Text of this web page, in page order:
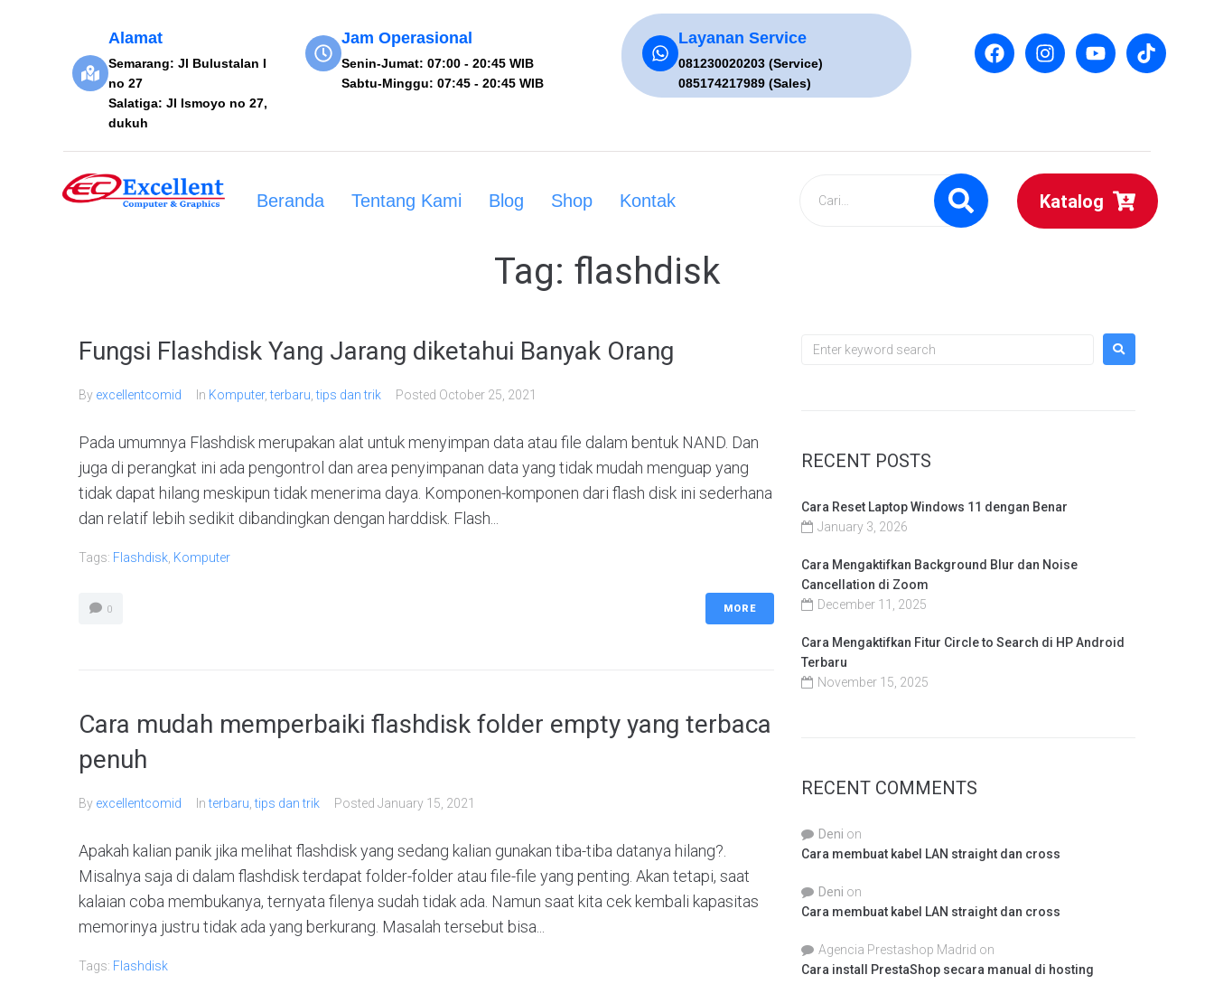
Alamat
Semarang: Jl Bulustalan I
no 27
Salatiga: Jl Ismoyo no 27,
dukuh
Jam Operasional
Senin-Jumat: 07:00 - 20:45 WIB
Sabtu-Minggu: 07:45 - 20:45 WIB
Layanan Service
081230020203 (Service)
085174217989 (Sales)
Beranda Tentang Kami Blog Shop Kontak Katalog
Tag: flashdisk
Fungsi Flashdisk Yang Jarang diketahui Banyak Orang
By excellentcomid In Komputer,terbaru ,tips dan trik Posted October 25, 2021
Pada umumnya Flashdisk merupakan alat untuk menyimpan data atau file dalam bentuk NAND. Dan
juga di perangkat ini ada pengontrol dan area penyimpanan data yang tidak mudah menguap yang
tidak dapat hilang meskipun tidak menerima daya. Komponen-komponen dari flash disk ini sederhana
dan relatif lebih sedikit dibandingkan dengan harddisk. Flash...
Tags: Flashdisk Komputer
0 MORE
Cara mudah memperbaiki flashdisk folder empty yang terbaca
penuh
By excellentcomid Interbaru ,tips dan trik Posted January 15, 2021
Apakah kalian panik jika melihat flashdisk yang sedang kalian gunakan tiba-tiba datanya hilang?.
Misalnya saja di dalam flashdisk terdapat folder-folder atau file-file yang penting. Akan tetapi, saat
kalaian coba membukanya, ternyata filenya sudah tidak ada. Namun saat kita cek kembali kapasitas
memorinya justru tidak ada yang berkurang. Masalah tersebut bisa...
Tags: Flashdisk
RECENT POSTS
Cara Reset Laptop Windows 11 dengan Benar
January 3, 2026
Cara Mengaktifkan Background Blur dan Noise
Cancellation di Zoom
December 11, 2025
Cara Mengaktifkan Fitur Circle to Search di HP Android
Terbaru
November 15, 2025
RECENT COMMENTS
Deni on
Cara membuat kabel LAN straight dan cross
Deni on
Cara membuat kabel LAN straight dan cross
Agencia Prestashop Madrid on
Cara install PrestaShop secara manual di hosting